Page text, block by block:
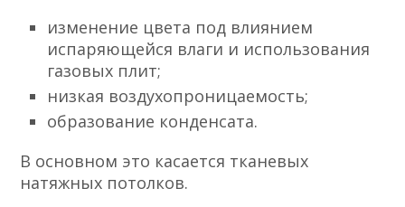
изменение цвета под влиянием
испаряющейся влаги и использования
газовых плит;
низкая воздухопроницаемость;
образование конденсата.
В основном это касается тканевых
натяжных потолков.